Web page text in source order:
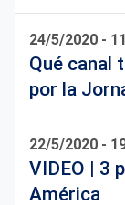
24/5/2020 -
Qué canal
por la
22/5/2020 -
VIDEO | 3
América